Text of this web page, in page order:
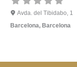
Avda. del Tibidabo, 1
Barcelona, Barcelona